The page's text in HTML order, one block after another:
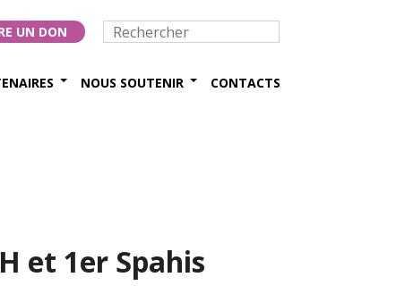
UN DON
NOUS SOUTENIR CONTACTS
et 1er Spahis